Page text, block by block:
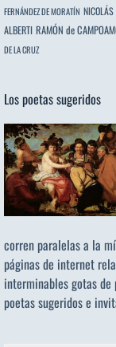
FERNÁNDEZ DE MORATÍN
ALBERTI RAMÓN de
DE LA CRUZ
Los poetas sugeridos
corren paralelas a la
páginas de internet
interminables gotas
poetas sugeridose